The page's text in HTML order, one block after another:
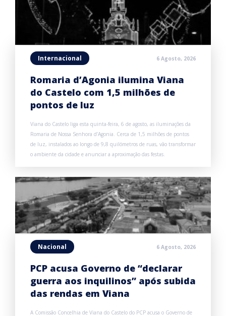
Internacional 6 Agosto, 2026
Romaria d’Agonia ilumina Viana
do Castelo com 1,5 milhões de
pontos de luz
Viana do Castelo liga esta quinta-feira, 6 de agosto, as iluminações da
Romaria de Nossa Senhora d’Agonia. Cerca de 1,5 milhões de pontos
de luz, instalados ao longo de 9,8 quilómetros de ruas, vão transformar
o ambiente da cidade e anunciar a aproximação das festas.
Nacional 6 Agosto, 2026
PCP acusa Governo de “declarar
guerra aos inquilinos” após subida
das rendas em Viana
A Comissão Concelhia de Viana do Castelo do PCP acusa o Governo de